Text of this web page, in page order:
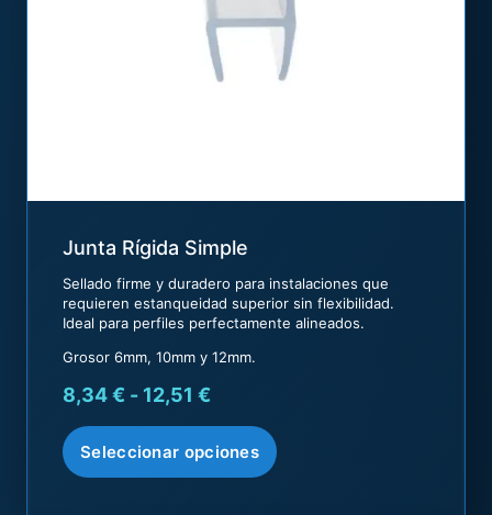
Junta Rígida Simple
Sellado firme y duradero para instalaciones que
requieren estanqueidad superior sin flexibilidad.
Ideal para perfiles perfectamente alineados.
Grosor 6mm, 10mm y 12mm.
8,34€ - 12,51 €
Seleccionar opciones